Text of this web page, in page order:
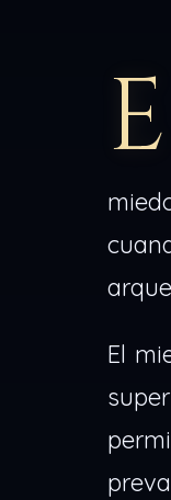
E
El